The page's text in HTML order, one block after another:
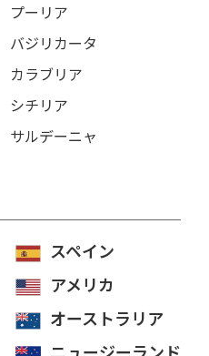
プーリア
バジリカータ
カラブリア
シチリア
サルデーニャ
スペイン
アメリカ
オーストラリア